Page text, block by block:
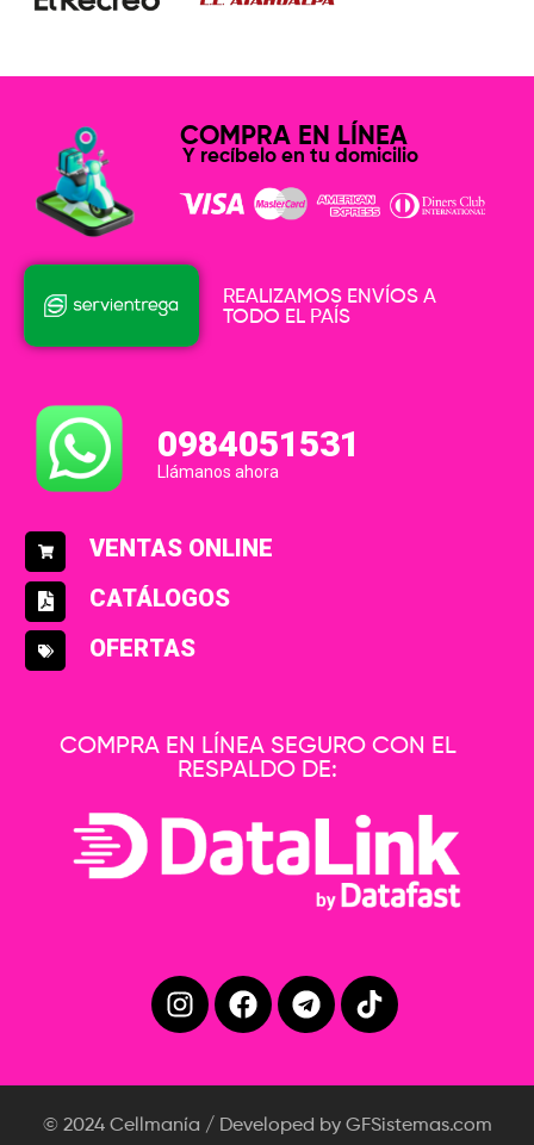
COMPRA EN LÍNEA
Y recíbelo en tu domicilio
REALIZAMOS ENVÍOS A
TODO EL PAÍS
0984051531
Llámanos ahora
VENTAS ONLINE
CATÁLOGOS
OFERTAS
COMPRA EN LÍNEA SEGURO CON EL
RESPALDO DE:
© 2024 Cellmanía / Developed by GFSistemas.com